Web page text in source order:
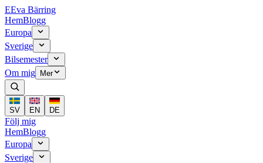
EEva Bärring
HemBlogg
Europa
Sverige
Bilsemester
Om mig
Mer
SV EN DE
Följ mig
HemBlogg
Europa
Sverige